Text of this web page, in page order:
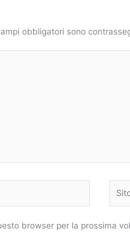
obbligatori sono
web
browser per la prossima